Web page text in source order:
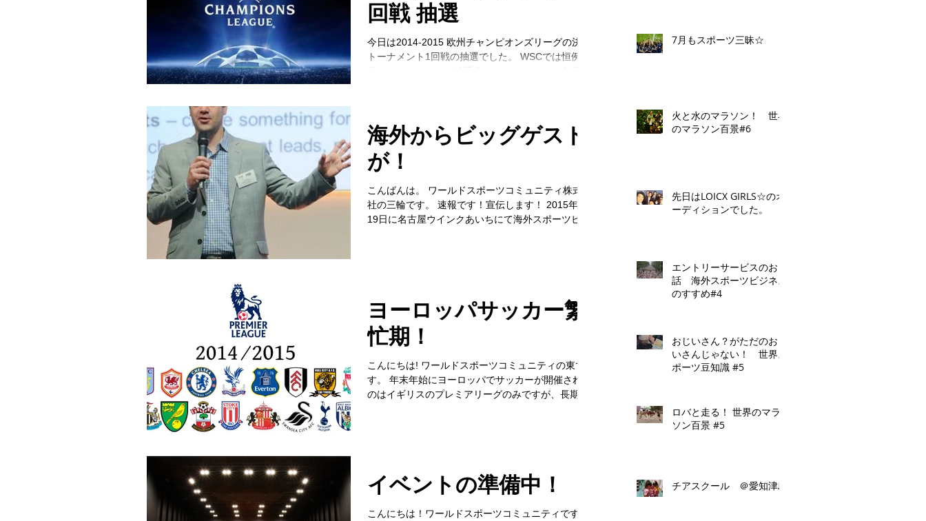
回戦 抽選
今日は2014-2015 欧州チャンピオンズリーグの決勝
トーナメント1回戦の抽選でした。 WSCでは恒例行
事になりましたが、抽選会をインターネット中継で
海外からビッグゲスト
が！
こんばんは。 ワールドスポーツコミュニティ株式会
社の三輪です。 速報です！宣伝します！ 2015年1月
19日に名古屋ウインクあいちにて海外スポーツビジ
ヨーロッパサッカー繁
忙期！
こんにちは! ワールドスポーツコミュニティの東で
す。 年末年始にヨーロッパでサッカーが開催される
のはイギリスのプレミアリーグのみですが、長期の
イベントの準備中！
こんにちは！ワールドスポーツコミュニティです。
7月もスポーツ三昧☆
火と水のマラソン！ 世界
のマラソン百景#6
先日はLOICX GIRLS☆のオ
ーディションでした。
エントリーサービスのお
話 海外スポーツビジネス
のすすめ#4
おじいさん？がただのおじ
いさんじゃない！ 世界ス
ポーツ豆知識 #5
ロバと走る！ 世界のマラ
ソン百景 #5
チアスクール ＠愛知津島